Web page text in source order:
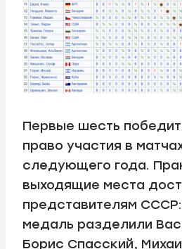
Первые шесть
право участия в
следующего года.
выходящие места
представителям
медаль разделили
Борис Спасский,